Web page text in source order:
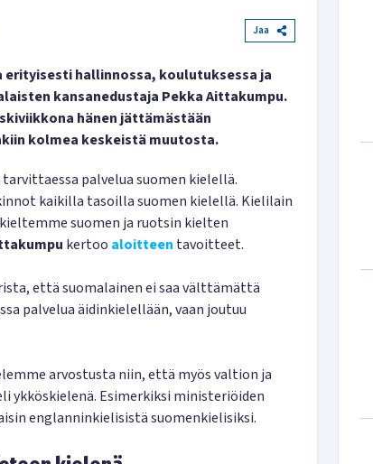
Jaa
erityisesti hallinnossa, koulutuksessa ja
kansanedustaja Pekka Aittakumpu.
hänen jättämästään
kolmea keskeistä muutosta.
palvelua suomen kielellä.
kaikilla tasoilla suomen kielellä. Kielilain
suomen ja ruotsin kielten
kertoo aloitteen tavoitteet.
että suomalainen ei saa välttämättä
palvelua äidinkielellään, vaan joutuu
arvostusta niin, että myös valtion ja
ykköskielenä. Esimerkiksi ministeriöiden
englanninkielisistä suomenkielisiksi.